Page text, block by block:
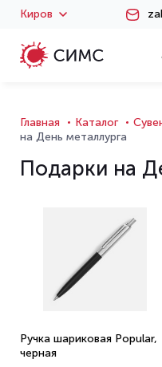
Киров
Главная Каталог
на День металлурга
Подарки на
Ручка шариковая Popular,
черная